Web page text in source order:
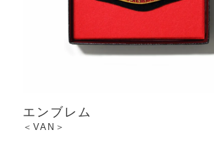
エンブレム
＜VAN＞